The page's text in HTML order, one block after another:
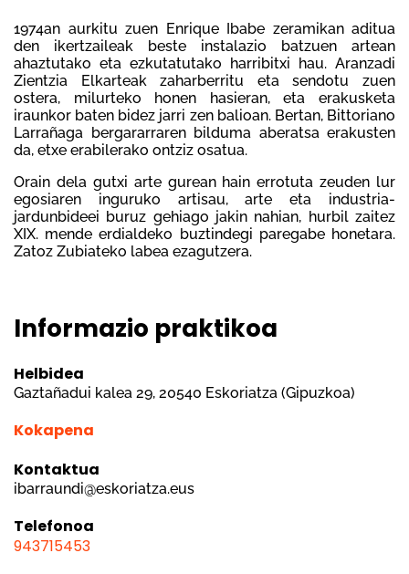
1974an aurkitu zuen Enrique Ibabe zeramikan aditua
den ikertzaileak beste instalazio batzuen artean
ahaztutako eta ezkutatutako harribitxi hau. Aranzadi
Zientzia Elkarteak zaharberritu eta sendotu zuen
ostera, milurteko honen hasieran, eta erakusketa
iraunkor baten bidez jarri zen balioan. Bertan, Bittoriano
Larrañaga bergararraren bilduma aberatsa erakusten
da, etxe erabilerako ontziz osatua.
Orain dela gutxi arte gurean hain errotuta zeuden lur
egosiaren inguruko artisau, arte eta industria-
jardunbideei buruz gehiago jakin nahian, hurbil zaitez
XIX. mende erdialdeko buztindegi paregabe honetara.
Zatoz Zubiateko labea ezagutzera.
Informazio praktikoa
Helbidea
Gaztañadui kalea 29, 20540 Eskoriatza (Gipuzkoa)
Kokapena
Kontaktua
ibarraundi@eskoriatza.eus
Telefonoa
943715453